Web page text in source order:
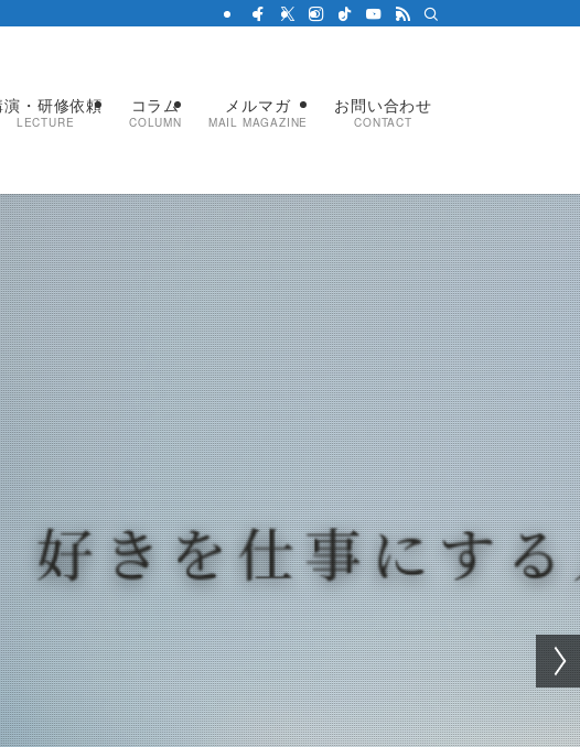
演・研修依頼
LECTURE
コラム
COLUMN
メルマガ
MAIL MAGAZINE
お問い合わせ
CONTACT